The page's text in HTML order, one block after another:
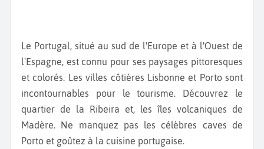
Le Portugal, situé au sud de l'Europe et à l'Ouest de
l'Espagne, est connu pour ses paysages pittoresques
et colorés. Les villes côtières Lisbonne et Porto sont
incontournables pour le tourisme. Découvrez le
quartier de la Ribeira et, les îles volcaniques de
Madère. Ne manquez pas les célèbres caves de
Porto et goûtez à la cuisine portugaise.